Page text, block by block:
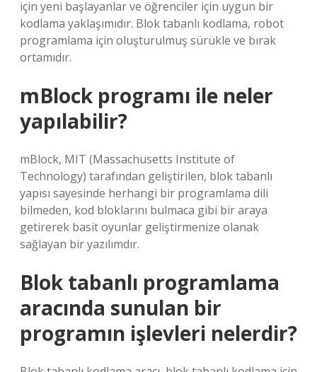
için yeni başlayanlar ve öğrenciler için uygun bir
kodlama yaklaşımıdır. Blok tabanlı kodlama, robot
programlama için oluşturulmuş sürükle ve bırak
ortamıdır.
mBlock programı ile neler
yapılabilir?
mBlock, MIT (Massachusetts Institute of
Technology) tarafından geliştirilen, blok tabanlı
yapısı sayesinde herhangi bir programlama dili
bilmeden, kod bloklarını bulmaca gibi bir araya
getirerek basit oyunlar geliştirmenize olanak
sağlayan bir yazılımdır.
Blok tabanlı programlama
aracında sunulan bir
programın işlevleri nelerdir?